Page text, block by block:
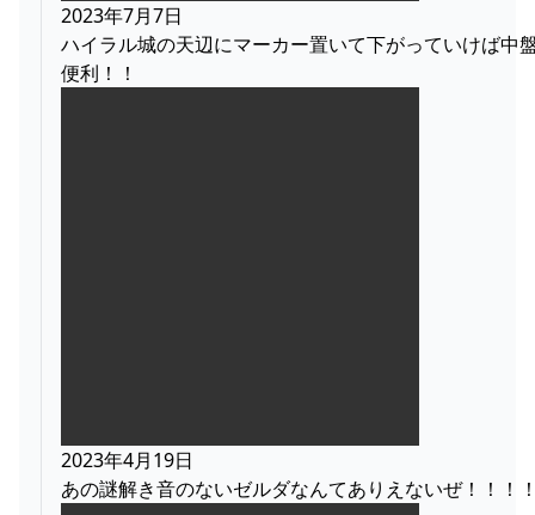
2023年7月7日
ハイラル城の天辺にマーカー置いて下がっていけば中
便利！！
2023年4月19日
あの謎解き音のないゼルダなんてありえないぜ！！！